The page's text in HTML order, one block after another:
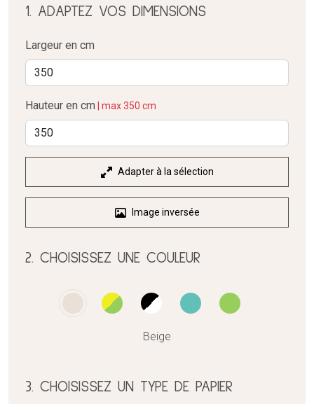
1. ADAPTEZ VOS DIMENSIONS
Largeur en cm
Hauteur en cm | max 350 cm
Adapter à la sélection
Image inversée
2. CHOISISSEZ UNE COULEUR
Beige
3. CHOISISSEZ UN TYPE DE PAPIER